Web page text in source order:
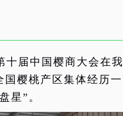
十届 中国樱商大会在我
樱桃产区集体经历一
星”。